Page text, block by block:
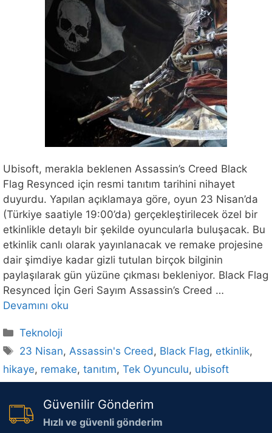
Ubisoft, merakla beklenen Assassin’s Creed Black
Flag Resynced için resmi tanıtım tarihini nihayet
duyurdu. Yapılan açıklamaya göre, oyun 23 Nisan’da
(Türkiye saatiyle 19:00’da) gerçekleştirilecek özel bir
etkinlikle detaylı bir şekilde oyuncularla buluşacak. Bu
etkinlik canlı olarak yayınlanacak ve remake projesine
dair şimdiye kadar gizli tutulan birçok bilginin
paylaşılarak gün yüzüne çıkması bekleniyor. Black Flag
Resynced İçin Geri Sayım Assassin’s Creed …
Devamını oku
Kategoriler
Teknoloji
Etiketler
23 Nisan,Assassin's Creed, Black Flag, etkinlik,
hikaye, remake, tanıtım, Tek Oyunculu, ubisoft
Güvenilir Gönderim
Hızlı ve güvenli gönderim